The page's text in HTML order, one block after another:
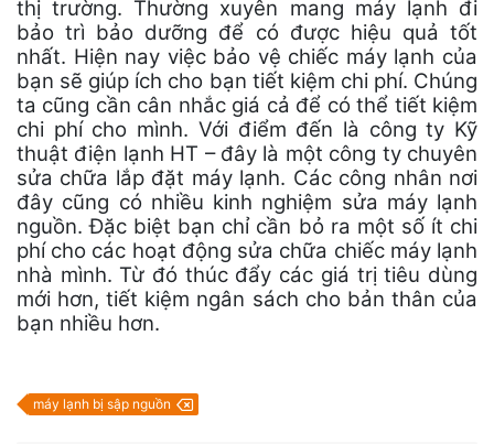
thị trường. Thường xuyên mang máy lạnh đi
bảo trì bảo dưỡng để có được hiệu quả tốt
nhất. Hiện nay việc bảo vệ chiếc máy lạnh của
bạn sẽ giúp ích cho bạn tiết kiệm chi phí. Chúng
ta cũng cần cân nhắc giá cả để có thể tiết kiệm
chi phí cho mình. Với điểm đến là công ty Kỹ
thuật điện lạnh HT – đây là một công ty chuyên
sửa chữa lắp đặt máy lạnh. Các công nhân nơi
đây cũng có nhiều kinh nghiệm sửa máy lạnh
nguồn. Đặc biệt bạn chỉ cần bỏ ra một số ít chi
phí cho các hoạt động sửa chữa chiếc máy lạnh
nhà mình. Từ đó thúc đẩy các giá trị tiêu dùng
mới hơn, tiết kiệm ngân sách cho bản thân của
bạn nhiều hơn.
máy lạnh bị sập nguồn